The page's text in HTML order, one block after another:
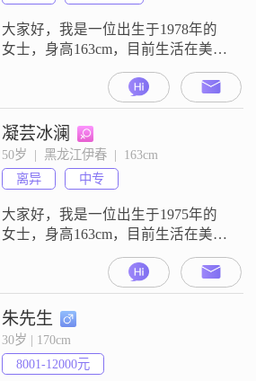
大家好，我是一位出生于1978年的
女士，身高163cm，目前生活在美丽
的伊春##3002##我拥有大学本科学
历，在一家不错的单位工作，每个
月的收入大概在3001到5000元之间
##3002##男孩大一了，我性格温柔
体贴，总是愿意倾听他人的心声，
给予别人关怀和支持##3002##在生
活中，我独立自信，能够处理各种
事务，不
凝芸冰澜
50岁  |  黑龙江伊春  |  163cm
离异
中专
大家好，我是一位出生于1975年的
女士，身高163cm，目前生活在美丽
的伊春##3002##我的学历是中专，
现在的工作收入在3000元以下
##3002##虽然收入不高，但我很满
足，因为我有自己的生活态度和价
值观##3002##我性格温柔体贴，善
解人意，总是愿意倾听他人的心声
##3002##我开朗爱笑，热爱生活，
朱先生
30岁 | 170cm
8001-12000元